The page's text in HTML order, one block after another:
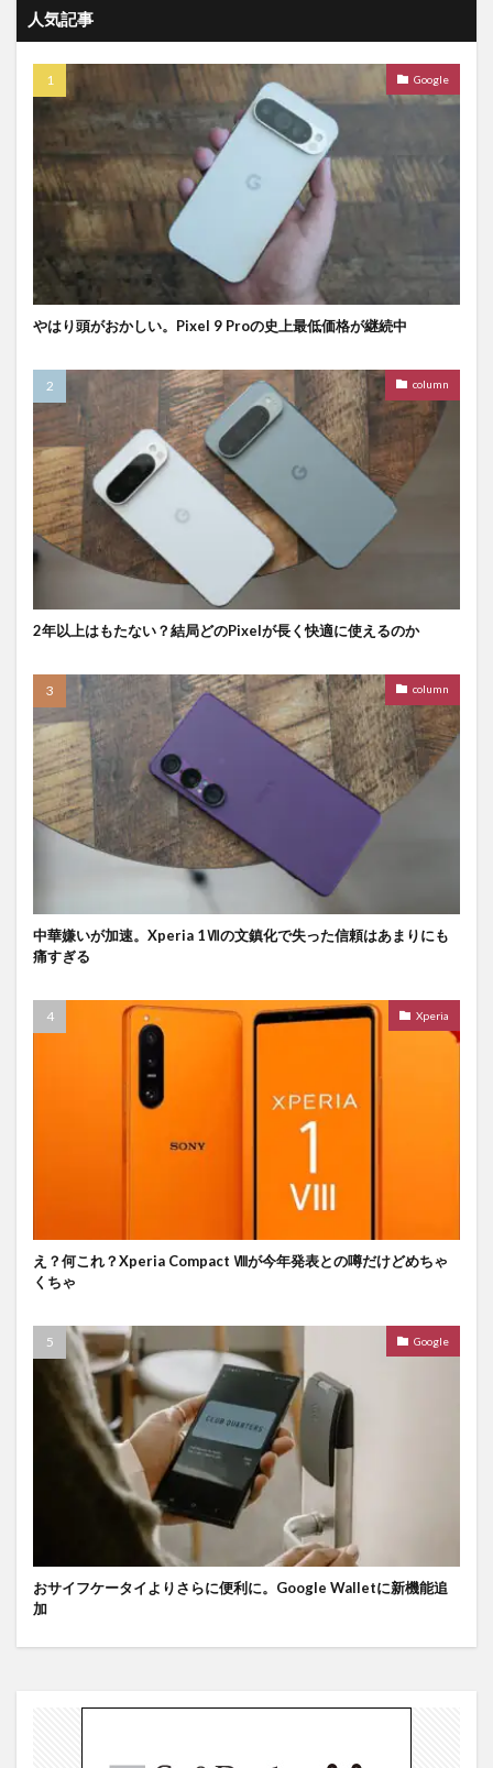
人気記事
Google
やはり頭がおかしい。Pixel 9 Proの史上最低価格が継続中
column
2年以上はもたない？結局どのPixelが長く快適に使えるのか
column
中華嫌いが加速。Xperia 1Ⅶの文鎮化で失った信頼はあまりにも
痛すぎる
Xperia
え？何これ？Xperia Compact Ⅷが今年発表との噂だけどめちゃ
くちゃ
Google
おサイフケータイよりさらに便利に。Google Walletに新機能追
加